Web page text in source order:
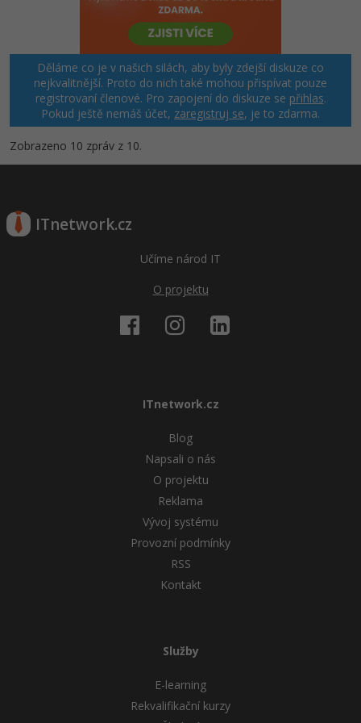
Děláme co je v našich silách, aby byly zdejší diskuze co
nejkvalitnější. Proto do nich také mohou přispívat pouze
registrovaní členové. Pro zapojení do diskuze se přihlas.
Pokud ještě nemáš účet, zaregistruj se, je to zdarma.
Zobrazeno 10 zpráv z 10.
ITnetwork.cz
Učíme národ IT
O projektu
ITnetwork.cz
Blog
Napsali o nás
O projektu
Reklama
Vývoj systému
Provozní podmínky
RSS
Kontakt
Služby
E-learning
Rekvalifikační kurzy